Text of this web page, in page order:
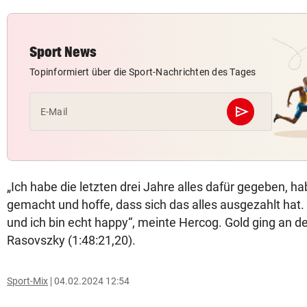
Sport News
Topinformiert über die Sport-Nachrichten des Tages
E-Mail send
Abschicken
„Ich habe die letzten drei Jahre alles dafür gegeben,
gemacht und hoffe, dass sich das alles ausgezahlt hat.
und ich bin echt happy“, meinte Hercog. Gold ging an
Rasovszky (1:48:21,20).
Sport-Mix 04.02.2024 12:54